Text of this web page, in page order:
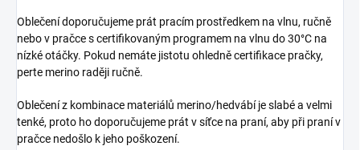
Oblečení doporučujeme prát pracím prostředkem na vlnu, ručně
nebo v pračce s certifikovaným programem na vlnu do 30°C na
nízké otáčky. Pokud nemáte jistotu ohledně certifikace pračky,
perte merino raději ručně.
Oblečení z kombinace materiálů merino/hedvábí je slabé a velmi
tenké, proto ho doporučujeme prát v síťce na praní, aby při praní v
pračce nedošlo k jeho poškození.